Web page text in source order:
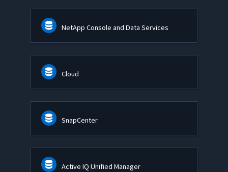
NetApp Console and Data Services
Cloud
SnapCenter
Active IQ Unified Manager